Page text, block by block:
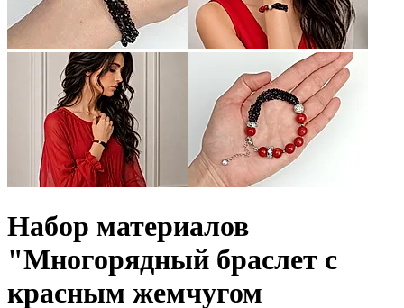
Набор материалов
"Многорядный браслет с
красным жемчугом